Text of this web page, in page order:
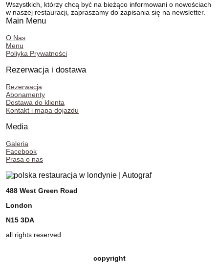
Wszystkich, którzy chcą być na bieżąco informowani o nowościach
w naszej restauracji, zapraszamy do zapisania się na newsletter.
Main Menu
O Nas
Menu
Poliyka Prywatności
Rezerwacja i dostawa
Rezerwacja
Abonamenty
Dostawa do klienta
Kontakt i mapa dojazdu
Media
Galeria
Facebook
Prasa o nas
488 West Green Road
London
N15 3DA
all rights reserved
copyright